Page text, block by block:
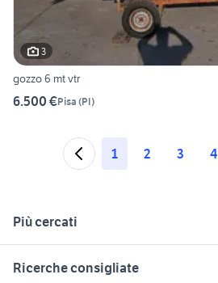
3
gozzo 6 mt vtr
6.500 €Pisa (PI)
1 2 3 4
Più cercati
Ricerche consigliate